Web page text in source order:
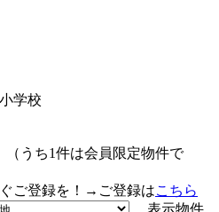
学校
（うち1件は会員限定物件で
ご登録を！→ご登録はこちら
表示物件